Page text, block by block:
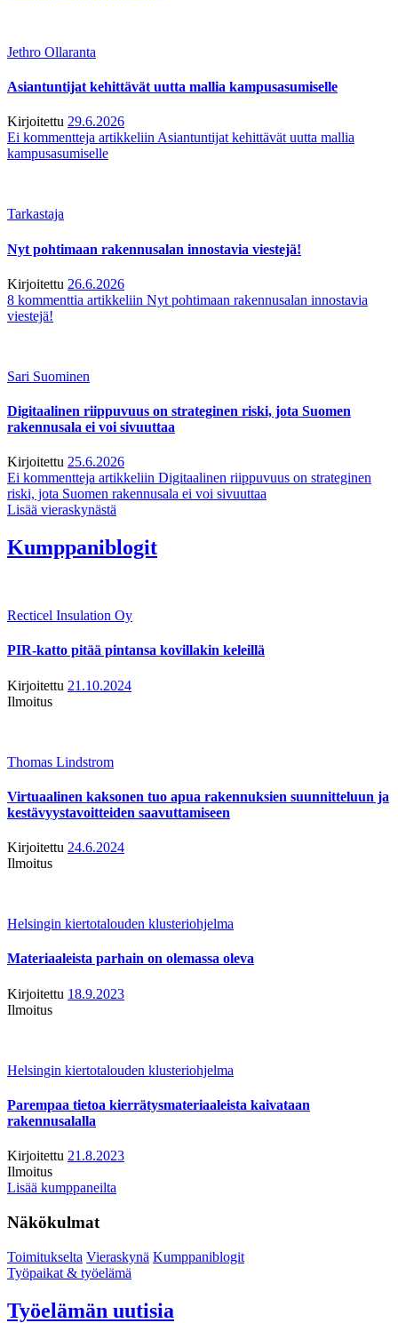
Jethro Ollaranta
Asiantuntijat kehittävät uutta mallia kampusasumiselle
Kirjoitettu 29.6.2026
Ei kommentteja artikkeliin Asiantuntijat kehittävät uutta mallia
kampusasumiselle
Tarkastaja
Nyt pohtimaan rakennusalan innostavia viestejä!
Kirjoitettu 26.6.2026
8 kommenttia artikkeliin Nyt pohtimaan rakennusalan innostavia
viestejä!
Sari Suominen
Digitaalinen riippuvuus on strateginen riski, jota Suomen
rakennusala ei voi sivuuttaa
Kirjoitettu 25.6.2026
Ei kommentteja artikkeliin Digitaalinen riippuvuus on strateginen
riski, jota Suomen rakennusala ei voi sivuuttaa
Lisää vieraskynästä
Kumppaniblogit
Recticel Insulation Oy
PIR-katto pitää pintansa kovillakin keleillä
Kirjoitettu 21.10.2024
Ilmoitus
Thomas Lindstrom
Virtuaalinen kaksonen tuo apua rakennuksien suunnitteluun ja
kestävyystavoitteiden saavuttamiseen
Kirjoitettu 24.6.2024
Ilmoitus
Helsingin kiertotalouden klusteriohjelma
Materiaaleista parhain on olemassa oleva
Kirjoitettu 18.9.2023
Ilmoitus
Helsingin kiertotalouden klusteriohjelma
Parempaa tietoa kierrätysmateriaaleista kaivataan
rakennusalalla
Kirjoitettu 21.8.2023
Ilmoitus
Lisää kumppaneilta
Näkökulmat
Toimitukselta Vieraskynä Kumppaniblogit
Työpaikat & työelämä
Työelämän uutisia